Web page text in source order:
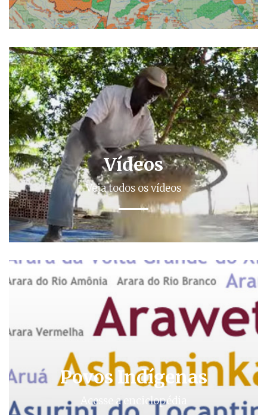
Vídeos
Veja todos os vídeos
Povos Indígenas
Acesse a enciclopédia